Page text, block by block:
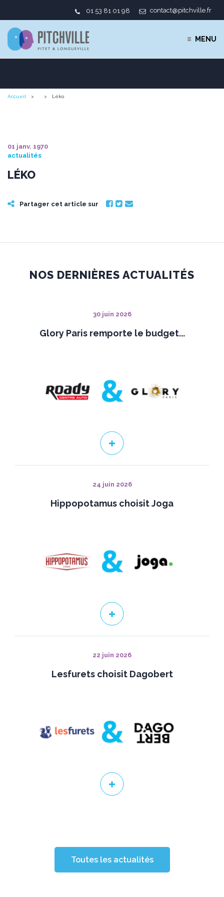
01 53 81 01 98 contact@pitchville.fr
MENU
Accueil Léko
01 janv. 1970
actualités
LÉKO
Partager cet article sur
NOS DERNIÈRES ACTUALITÉS
30 juin 2026
Glory Paris remporte le budget...
24 juin 2026
Hippopotamus choisit Joga
22 juin 2026
Lesfurets choisit Dagobert
Toutes les actualités